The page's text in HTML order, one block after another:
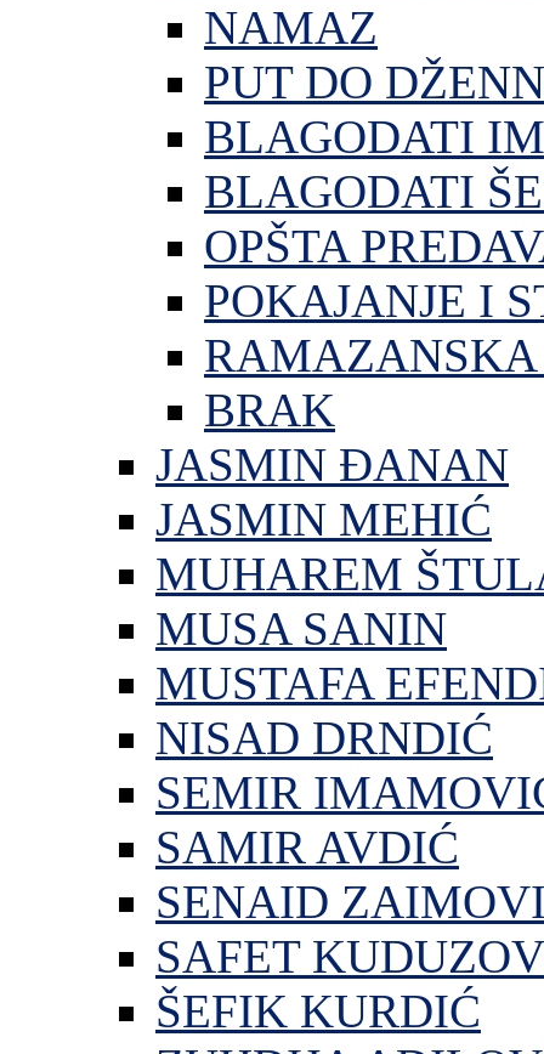
NAMAZ
PUT DO
BLAGODATI
BLAGODATI
OPŠTA
POKAJANJE I
RAMAZANSKA
BRAK
JASMIN ĐANAN
JASMIN MEHIĆ
MUHAREM
MUSA SANIN
MUSTAFA
NISAD DRNDIĆ
SEMIR
SAMIR AVDIĆ
SENAID
SAFET
ŠEFIK KURDIĆ